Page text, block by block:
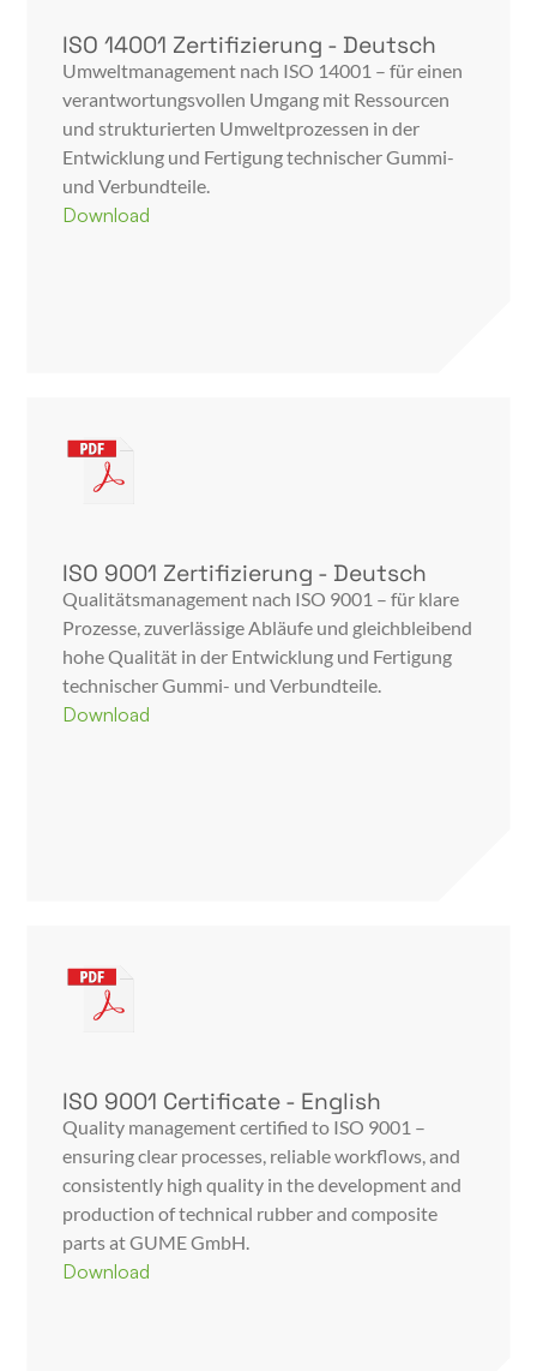
ISO 14001 Zertifizierung - Deutsch
Umweltmanagement nach ISO 14001 – für einen
verantwortungsvollen Umgang mit Ressourcen
und strukturierten Umweltprozessen in der
Entwicklung und Fertigung technischer Gummi-
und Verbundteile.
Download
ISO 9001 Zertifizierung - Deutsch
Qualitätsmanagement nach ISO 9001 – für klare
Prozesse, zuverlässige Abläufe und gleichbleibend
hohe Qualität in der Entwicklung und Fertigung
technischer Gummi- und Verbundteile.
Download
ISO 9001 Certificate - English
Quality management certified to ISO 9001 –
ensuring clear processes, reliable workflows, and
consistently high quality in the development and
production of technical rubber and composite
parts at GUME GmbH.
Download